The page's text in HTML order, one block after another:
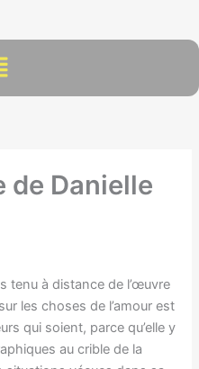
de Danielle
tenu à distance de l’œuvre
les choses de l’amour est
qui soient, parce qu’elle y
au crible de la